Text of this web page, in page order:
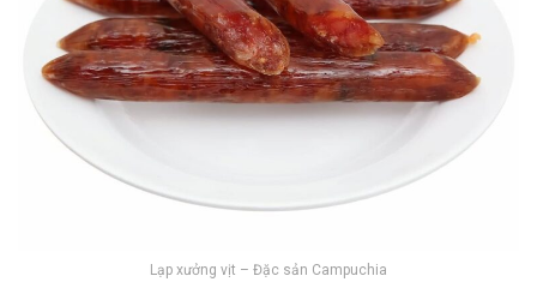
Lạp xưởng vịt – Đặc sản Campuchia